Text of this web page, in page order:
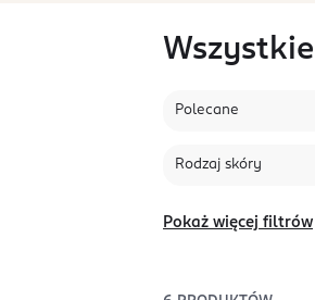
Polecane
Rodzaj skóry
Pokaż więcej filtrów